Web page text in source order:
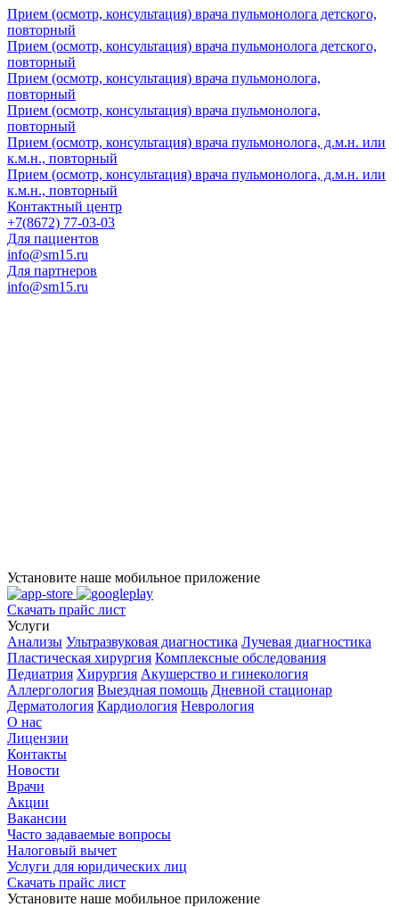
Прием (осмотр, консультация) врача пульмонолога детского,
повторный
Прием (осмотр, консультация) врача пульмонолога детского,
повторный
Прием (осмотр, консультация) врача пульмонолога,
повторный
Прием (осмотр, консультация) врача пульмонолога,
повторный
Прием (осмотр, консультация) врача пульмонолога, д.м.н. или
к.м.н., повторный
Прием (осмотр, консультация) врача пульмонолога, д.м.н. или
к.м.н., повторный
Контактный центр
+7(8672) 77-03-03
Для пациентов
info@sm15.ru
Для партнеров
info@sm15.ru
Установите наше мобильное приложение
Скачать прайс лист
Услуги
Анализы Ультразвуковая диагностика Лучевая диагностика
Пластическая хирургия Комплексные обследования
Педиатрия Хирургия Акушерство и гинекология
Аллергология Выездная помощь Дневной стационар
Дерматология Кардиология Неврология
О нас
Лицензии
Контакты
Новости
Врачи
Акции
Вакансии
Часто задаваемые вопросы
Налоговый вычет
Услуги для юридических лиц
Скачать прайс лист
Установите наше мобильное приложение